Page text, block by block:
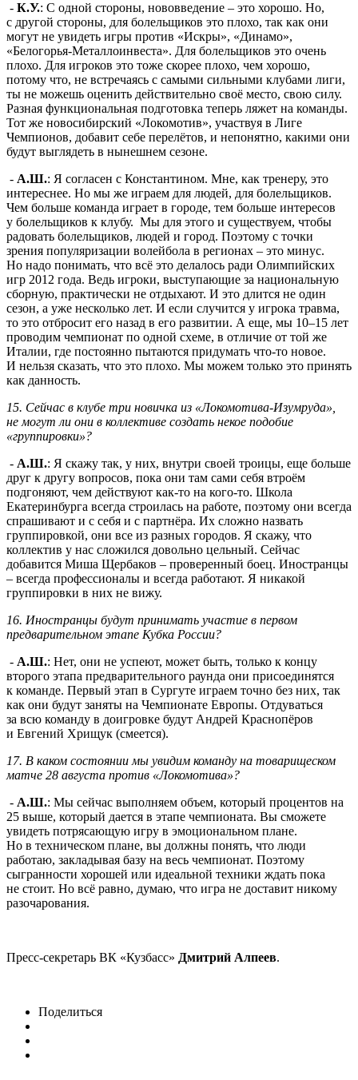
- К.У.: С одной стороны, нововведение – это хорошо. Но,
с другой стороны, для болельщиков это плохо, так как они
могут не увидеть игры против «Искры», «Динамо»,
«Белогорья-Металлоинвеста». Для болельщиков это очень
плохо. Для игроков это тоже скорее плохо, чем хорошо,
потому что, не встречаясь с самыми сильными клубами лиги,
ты не можешь оценить действительно своё место, свою силу.
Разная функциональная подготовка теперь ляжет на команды.
Тот же новосибирский «Локомотив», участвуя в Лиге
Чемпионов, добавит себе перелётов, и непонятно, какими они
будут выглядеть в нынешнем сезоне.
- А.Ш.: Я согласен с Константином. Мне, как тренеру, это
интереснее. Но мы же играем для людей, для болельщиков.
Чем больше команда играет в городе, тем больше интересов
у болельщиков к клубу. Мы для этого и существуем, чтобы
радовать болельщиков, людей и город. Поэтому с точки
зрения популяризации волейбола в регионах – это минус.
Но надо понимать, что всё это делалось ради Олимпийских
игр 2012 года. Ведь игроки, выступающие за национальную
сборную, практически не отдыхают. И это длится не один
сезон, а уже несколько лет. И если случится у игрока травма,
то это отбросит его назад в его развитии. А еще, мы 10–15 лет
проводим чемпионат по одной схеме, в отличие от той же
Италии, где постоянно пытаются придумать что-то новое.
И нельзя сказать, что это плохо. Мы можем только это принять
как данность.
15. Сейчас в клубе три новичка из «Локомотива-Изумруда»,
не могут ли они в коллективе создать некое подобие
«группировки»?
- А.Ш.: Я скажу так, у них, внутри своей троицы, еще больше
друг к другу вопросов, пока они там сами себя втроём
подгоняют, чем действуют как-то на кого-то. Школа
Екатеринбурга всегда строилась на работе, поэтому они всегда
спрашивают и с себя и с партнёра. Их сложно назвать
группировкой, они все из разных городов. Я скажу, что
коллектив у нас сложился довольно цельный. Сейчас
добавится Миша Щербаков – проверенный боец. Иностранцы
– всегда профессионалы и всегда работают. Я никакой
группировки в них не вижу.
16. Иностранцы будут принимать участие в первом
предварительном этапе Кубка России?
- А.Ш.: Нет, они не успеют, может быть, только к концу
второго этапа предварительного раунда они присоединятся
к команде. Первый этап в Сургуте играем точно без них, так
как они будут заняты на Чемпионате Европы. Отдуваться
за всю команду в доигровке будут Андрей Краснопёров
и Евгений Хрищук (смеется).
17. В каком состоянии мы увидим команду на товарищеском
матче 28 августа против «Локомотива»?
- А.Ш.: Мы сейчас выполняем объем, который процентов на
25 выше, который дается в этапе чемпионата. Вы сможете
увидеть потрясающую игру в эмоциональном плане.
Но в техническом плане, вы должны понять, что люди
работаю, закладывая базу на весь чемпионат. Поэтому
сыгранности хорошей или идеальной техники ждать пока
не стоит. Но всё равно, думаю, что игра не доставит никому
разочарования.
Пресс-секретарь ВК «Кузбасс» Дмитрий Алпеев.
Поделиться